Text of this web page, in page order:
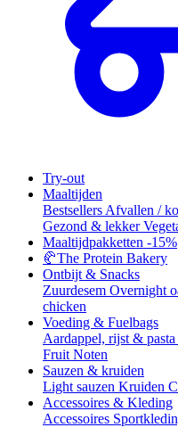
Try-out
Maaltijden
Bestsellers Afvallen /
Gezond & lekker
Maaltijdpakketten -15%
🥐The Protein Bakery
Ontbijt & Snacks
Zuurdesem Overnight
chicken
Voeding & Fuelbags
Aardappel, rijst & pasta
Fruit Noten
Sauzen & kruiden
Light sauzen Kruiden
Accessoires & Kleding
Accessoires